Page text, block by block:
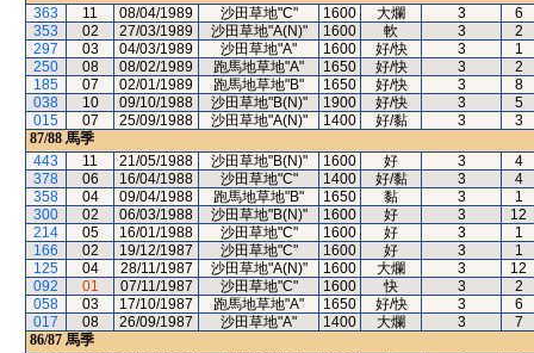
363
11 08/04/1989 沙田草地"C" 1600 大爛 3
6
353
02 27/03/1989 沙田草地"A(N)" 1600 軟 3
2
297
03 04/03/1989 沙田草地"A" 1600 好/快 3
1
250
08 08/02/1989 跑馬地草地"A" 1650 好/快 3
2
185
07 02/01/1989 跑馬地草地"B" 1650 好/快 3
8
038
10 09/10/1988 沙田草地"B(N)" 1900 好/快 3
5
015
07 25/09/1988 沙田草地"A(N)" 1400 好/黏 3
3
87/88 馬季
443
11 21/05/1988 沙田草地"B(N)" 1600 好 3
4
378
06 16/04/1988 沙田草地"C" 1400 好/黏 3
4
358
04 09/04/1988 跑馬地草地"B" 1650 黏 3
1
300
02 06/03/1988 沙田草地"B(N)" 1600 好 3
12
214
05 16/01/1988 沙田草地"C" 1600 好 3
1
166
02 19/12/1987 沙田草地"C" 1600 好 3
1
125
04 28/11/1987 沙田草地"A(N)" 1600 大爛 3
12
092
01 07/11/1987 沙田草地"C" 1600 快 3
2
058
03 17/10/1987 跑馬地草地"A" 1650 好/快 3
6
017
08 26/09/1987 沙田草地"A" 1400 大爛 3
7
86/87 馬季